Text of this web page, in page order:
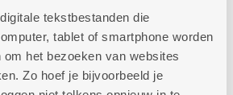
tekstbestanden die
tablet of smartphone worden
om het bezoeken van websites
Zo hoef je bijvoorbeeld je
eigen smaak in, met een